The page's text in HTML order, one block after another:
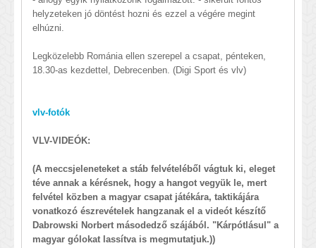
helyzeteken jó döntést hozni és ezzel a végére megint
elhúzni.
Legközelebb Románia ellen szerepel a csapat, pénteken,
18.30-as kezdettel, Debrecenben. (Digi Sport és vlv)
vlv-fotók
VLV-VIDEÓK:
(A meccsjeleneteket a stáb felvételéből vágtuk ki, eleget
téve annak a kérésnek, hogy a hangot vegyük le, mert
felvétel közben a magyar csapat játékára, taktikájára
vonatkozó észrevételek hangzanak el a videót készítő
Dabrowski Norbert másodedző szájából. "Kárpótlásul" a
magyar gólokat lassítva is megmutatjuk.))